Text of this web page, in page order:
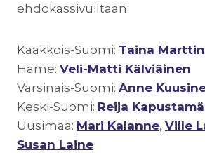
ehdokassivuiltaan:
Kaakkois-Suomi: Taina
Häme: Veli-Matti Kälviäinen
Varsinais-Suomi: Anne
Keski-Suomi: Reija
Uusimaa: Mari Kalanne, Ville
Susan Laine